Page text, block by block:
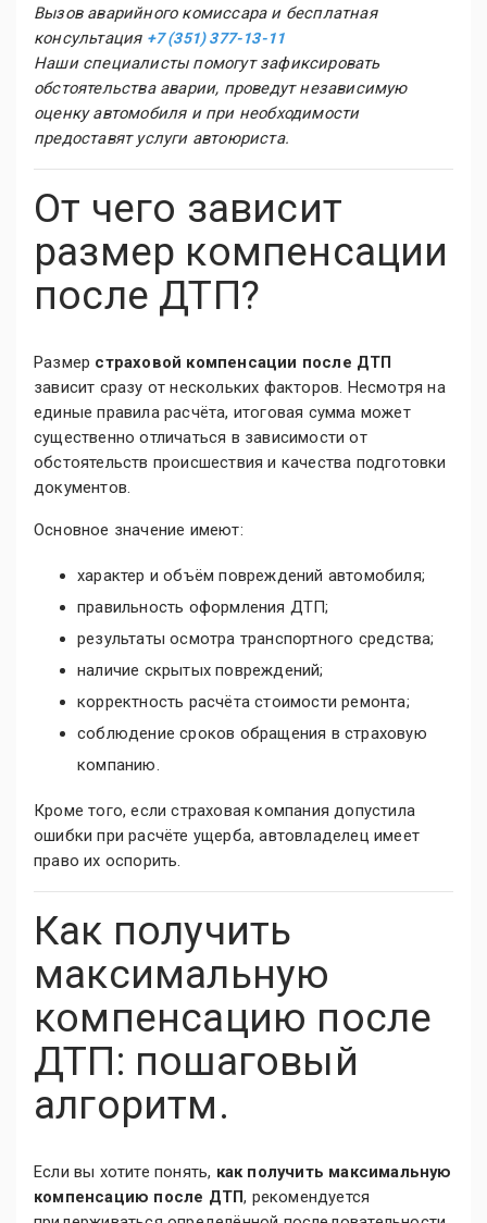
Вызов аварийного комиссара и бесплатная
консультация +7 (351) 377-13-11
Наши специалисты помогут зафиксировать
обстоятельства аварии, проведут независимую
оценку автомобиля и при необходимости
предоставят услуги автоюриста.
От чего зависит
размер компенсации
после ДТП?
Размер страховой компенсации после ДТП
зависит сразу от нескольких факторов. Несмотря на
единые правила расчёта, итоговая сумма может
существенно отличаться в зависимости от
обстоятельств происшествия и качества подготовки
документов.
Основное значение имеют:
характер и объём повреждений автомобиля;
правильность оформления ДТП;
результаты осмотра транспортного средства;
наличие скрытых повреждений;
корректность расчёта стоимости ремонта;
соблюдение сроков обращения в страховую
компанию.
Кроме того, если страховая компания допустила
ошибки при расчёте ущерба, автовладелец имеет
право их оспорить.
Как получить
максимальную
компенсацию после
ДТП: пошаговый
алгоритм.
Если вы хотите понять, как получить максимальную
компенсацию после ДТП, рекомендуется